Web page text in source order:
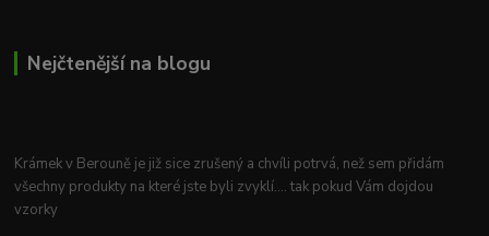
Nejčtenější na blogu
Krámek v Berouně je již sice zrušený a chvíli potrvá, než sem přidám
všechny produkty na které jste byli zvyklí.... tak pokud Vám dojdou
vzorky